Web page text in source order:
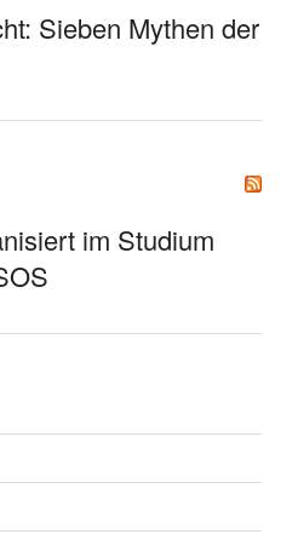
Sieben Mythen der
im Studium